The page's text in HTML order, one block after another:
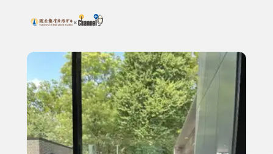
上方功能區塊
搜尋關鍵字：可輸入節目名稱、主持人或關鍵字